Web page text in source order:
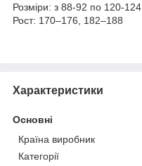
Розміри: з 88-92 по 120-124
Рост: 170–176, 182–188
Характеристики
Основні
Країна виробник
Категорії